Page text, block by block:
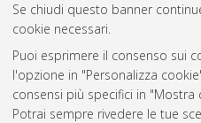
Se chiudi questo banner
cookie necessari.
Puoi esprimere il consenso sui
l'opzione in "Personalizza
consensi più specifici in
Potrai sempre rivedere le tue
Atom
Rss 1.0
Rss 2.0